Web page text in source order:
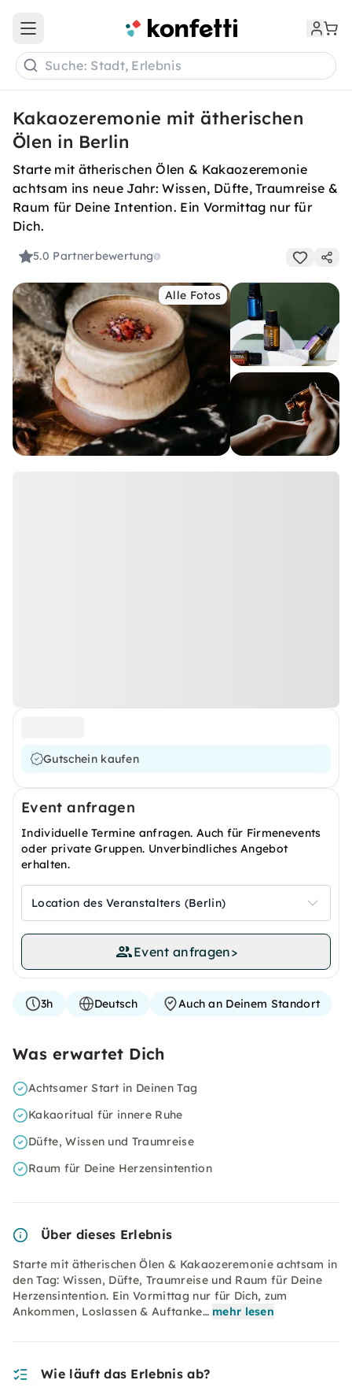
Open main menu
Suche: Stadt, Erlebnis
Kakaozeremonie mit ätherischen
Ölen in Berlin
Starte mit ätherischen Ölen & Kakaozeremonie
achtsam ins neue Jahr: Wissen, Düfte, Traumreise &
Raum für Deine Intention. Ein Vormittag nur für
Dich.
5.0 Partnerbewertung
Alle Fotos
Gutschein kaufen
Event anfragen
Individuelle Termine anfragen. Auch für Firmenevents
oder private Gruppen. Unverbindliches Angebot
erhalten.
Location des Veranstalters (Berlin)
Event anfragen>
3h Deutsch Auch an Deinem Standort
Was erwartet Dich
Achtsamer Start in Deinen Tag
Kakaoritual für innere Ruhe
Düfte, Wissen und Traumreise
Raum für Deine Herzensintention
Über dieses Erlebnis
Starte mit ätherischen Ölen & Kakaozeremonie achtsam in
den Tag: Wissen, Düfte, Traumreise und Raum für Deine
Herzensintention. Ein Vormittag nur für Dich, zum
Ankommen, Loslassen & Auftanke… mehr lesen
Wie läuft das Erlebnis ab?